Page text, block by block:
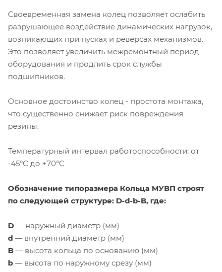
Своевременная замена колец позволяет ослабить
разрушающее воздействие динамических нагрузок,
возникающих при пусках и реверсах механизмов.
Это позволяет увеличить межремонтный период
оборудования и продлить срок службы
подшипников.
Основное достоинство колец - простота монтажа,
что существенно снижает риск повреждения
резины.
Температурный интервал работоспособности: от
-45°С до +70°С
Обозначение типоразмера Кольца МУВП строят
по следующей структуре: D-d-b-B, где:
D — наружный диаметр (мм)
d — внутренний диаметр (мм)
B — высота кольца по основанию (мм)
b — высота по наружному срезу (мм)